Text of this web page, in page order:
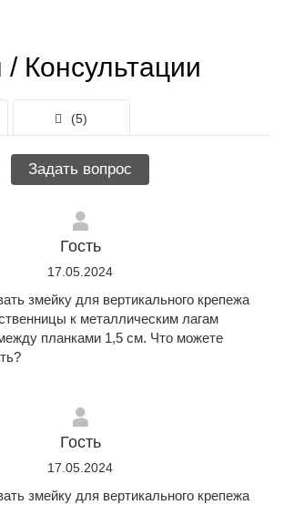
Консультации
(5)
Задать вопрос
Гость
17.05.2024
змейку для вертикального крепежа
к металлическим лагам
планками 1,5 см. Что можете
Гость
17.05.2024
змейку для вертикального крепежа